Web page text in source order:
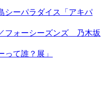
シーパラダイス「アキパ
／フォーシーズンズ 乃木坂
って誰？展」